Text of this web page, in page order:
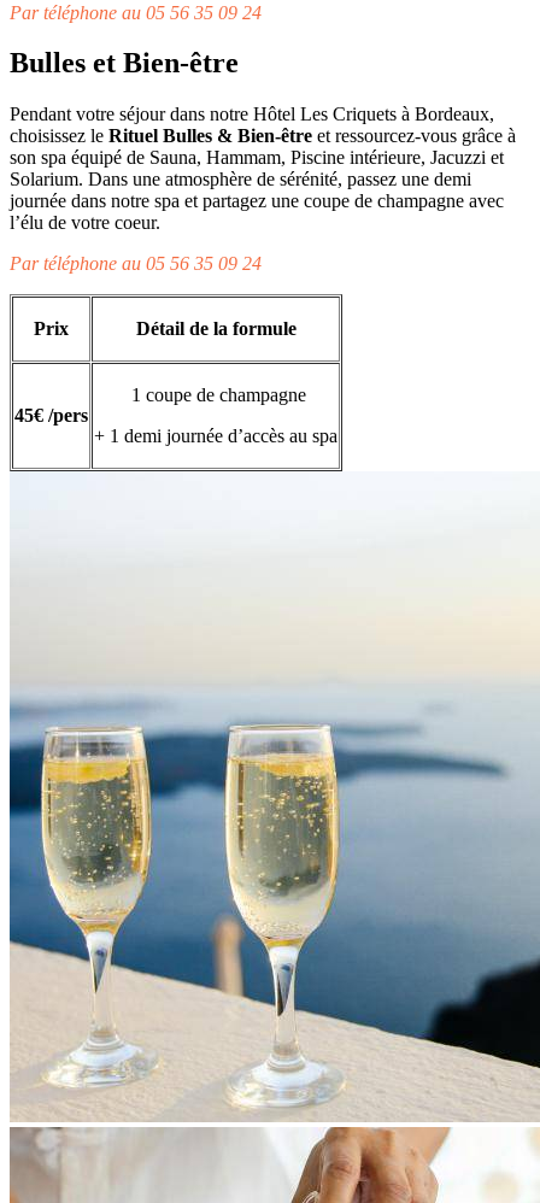
Par téléphone au 05 56 35 09 24
Bulles et Bien-être
Pendant votre séjour dans notre Hôtel Les Criquets à Bordeaux,
choisissez le Rituel Bulles & Bien-être et ressourcez-vous grâce à
son spa équipé de Sauna, Hammam, Piscine intérieure, Jacuzzi et
Solarium. Dans une atmosphère de sérénité, passez une demi
journée dans notre spa et partagez une coupe de champagne avec
l’élu de votre coeur.
Par téléphone au 05 56 35 09 24
Prix Détail de la formule
45€ /pers
1 coupe de champagne
+ 1 demi journée d’accès au spa